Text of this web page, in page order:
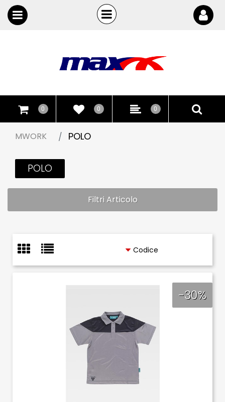
Open Open menu
0 0 0
MWORK POLO
POLO
Filtri Articolo
-30%